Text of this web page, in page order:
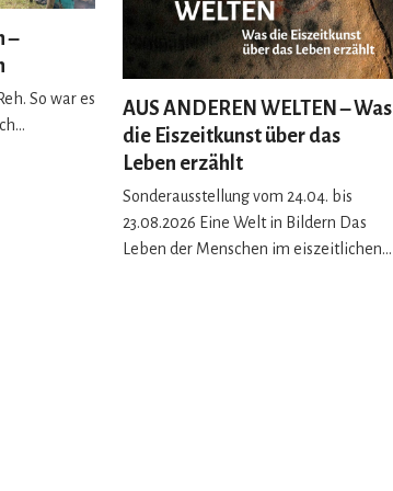
–
So war es
AUS ANDEREN WELTEN – Was
die Eiszeitkunst über das
Leben erzählt
Sonderausstellung vom 24.04. bis
23.08.2026 Eine Welt in Bildern Das
Leben der Menschen im eiszeitlichen…